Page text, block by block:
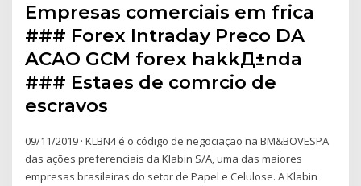
Empresas comerciais em frica
### Forex Intraday Preco DA
ACAO GCM forex hakkД±nda
### Estaes de comrcio de
escravos
09/11/2019 · KLBN4 é o código de negociação na BM&BOVESPA
das ações preferenciais da Klabin S/A, uma das maiores
empresas brasileiras do setor de Papel e Celulose. A Klabin